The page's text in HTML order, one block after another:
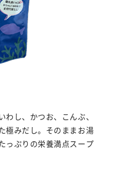
し、かつお、こんぶ、
極みだし。そのままお湯
っぷりの栄養満点スープ